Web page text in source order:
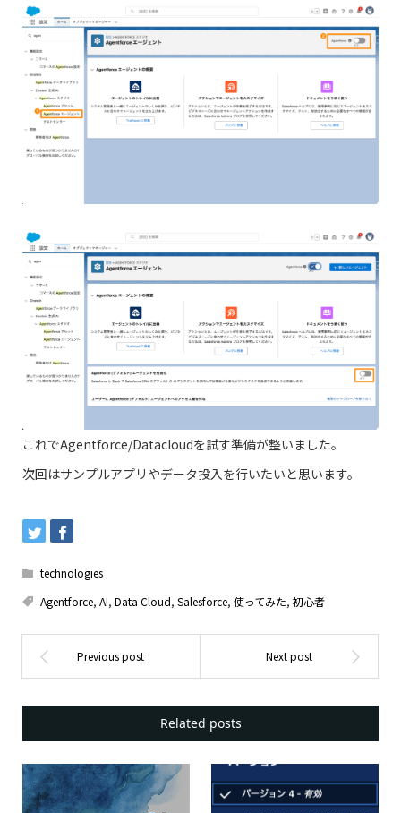
これでAgentforce/Datacloudを試す準備が整いました。
次回はサンプルアプリやデータ投入を行いたいと思います。
technologies
Agentforce, AI, Data Cloud, Salesforce, 使ってみた, 初心者
Related posts